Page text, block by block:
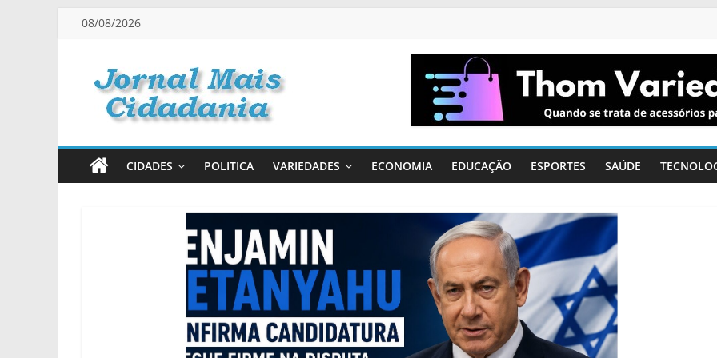
Pular
conteúdo
08/08/2026
Jornal
Mais
Cidadania
CIDADES POLITICA VARIEDADES ECONOMIA EDUCAÇÃO ESPORTES SAÚDE